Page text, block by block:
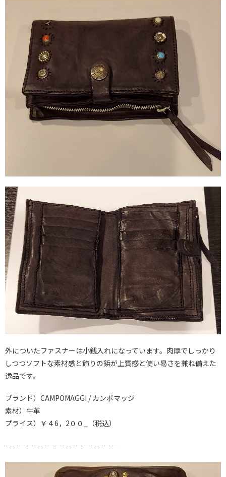
外についたファスナーは小銭入れになっています。肉厚でしっかり
しつつソフトな素材感と飾りの鋲が上質感と使い易さを兼ね備えた
逸品です。
ブランド）CAMPOMAGGI / カンポマッジ
素材）牛革
プライス）￥４6，2００_（税込）
－－－－－－－－－－－－－－－－